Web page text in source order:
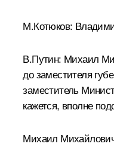
М.Котюков:
В.Путин: Михаил
до заместителя
заместитель
кажется, вполне
Михаил